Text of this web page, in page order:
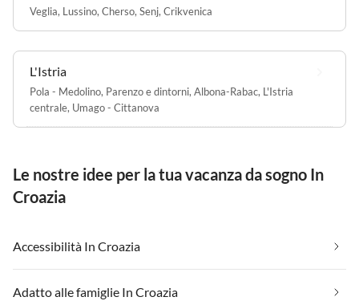
Veglia, Lussino, Cherso, Senj, Crikvenica
L'Istria
Pola - Medolino, Parenzo e dintorni, Albona-Rabac, L'Istria
centrale, Umago - Cittanova
Le nostre idee per la tua vacanza da sogno In
Croazia
Accessibilità In Croazia
Adatto alle famiglie In Croazia